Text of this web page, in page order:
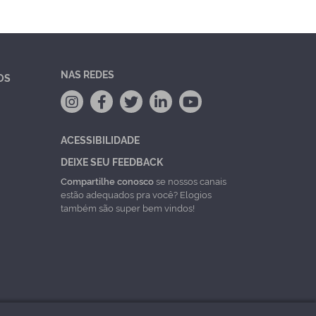
NAS REDES
ACESSIBILIDADE
DEIXE SEU FEEDBACK
Compartilhe conoscose nossos canais
estão adequados pra você? Elogios
também são super bem vindos!